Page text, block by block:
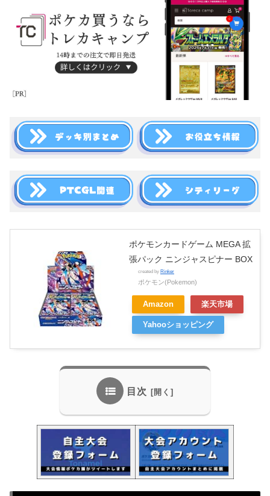
ポケモンカードゲーム MEGA 拡
張パック ニンジャスピナー BOX
created by Rinker
ポケモン(Pokemon)
Amazon 楽天市場
Yahooショッピング
目次